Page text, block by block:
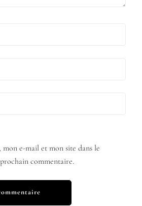
e-mail et mon site dans le
commentaire.